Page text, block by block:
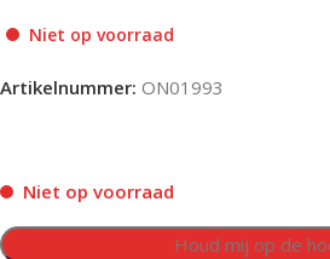
Niet op voorraad
Artikelnummer: ON01993
Niet op voorraad